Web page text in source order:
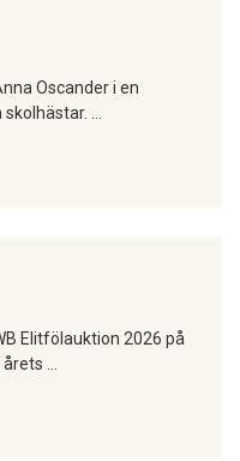
Oscander i en
…
Elitfölauktion 2026 på
…